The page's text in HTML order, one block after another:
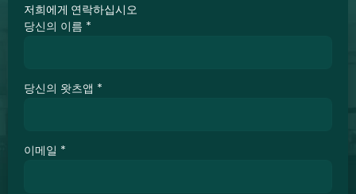
저희에게 연락하십시오
당신의 이름 *
당신의 왓츠앱 *
이메일 *